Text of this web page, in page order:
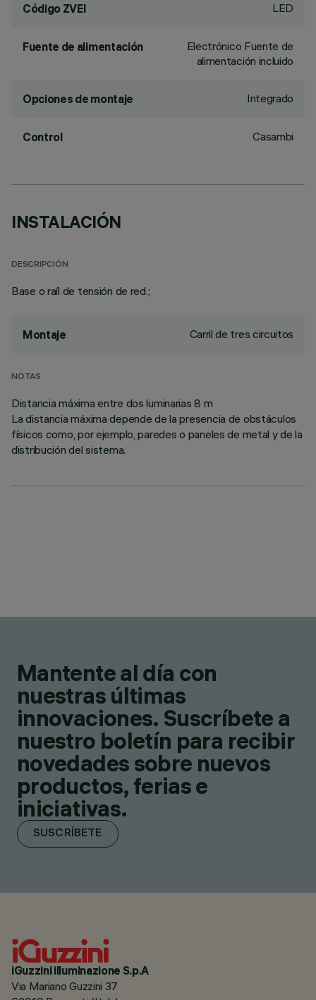
Código ZVEI LED
Fuente de alimentación
Electrónico Fuente de
alimentación incluido
Opciones de montaje Integrado
Control Casambi
INSTALACIÓN
DESCRIPCIÓN
Base o raíl de tensión de red.;
Montaje Carril de tres circuitos
NOTAS
Distancia máxima entre dos luminarias 8 m
La distancia máxima depende de la presencia de obstáculos
físicos como, por ejemplo, paredes o paneles de metal y de la
distribución del sistema.
Mantente al día con
nuestras últimas
innovaciones. Suscríbete a
nuestro boletín para recibir
novedades sobre nuevos
productos, ferias e
iniciativas.
SUSCRÍBETE
iGuzzini illuminazione S.p.A
Via Mariano Guzzini 37